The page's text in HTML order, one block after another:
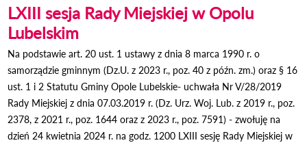
LXIII sesja Rady Miejskiej w Opolu
Lubelskim
Na podstawie art. 20 ust. 1 ustawy z dnia 8 marca 1990 r. o
samorządzie gminnym (Dz.U. z 2023 r., poz. 40 z późn. zm.) oraz § 16
ust. 1 i 2 Statutu Gminy Opole Lubelskie- uchwała Nr V/28/2019
Rady Miejskiej z dnia 07.03.2019 r. (Dz. Urz. Woj. Lub. z 2019 r., poz.
2378, z 2021 r., poz. 1644 oraz z 2023 r., poz. 7591) - zwołuję na
dzień 24 kwietnia 2024 r. na godz. 1200 LXIII sesję Rady Miejskiej w